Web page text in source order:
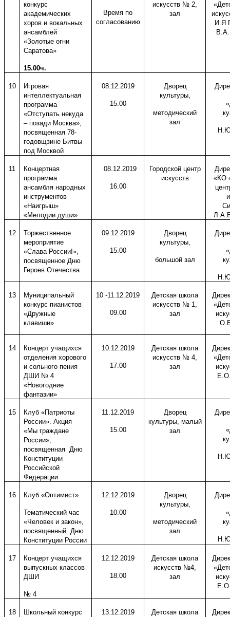
конкурс
академических
хоров и вокальных
ансамблей
«Золотые огни
Саратова»
15.00ч.
Время по
согласованию
искусств № 2,
зал
И.Я
10
Игровая
интеллектуальная
программа
«Отступать некуда
– позади Москва»,
посвященная 78-
годовщзине Битвы
под Москвой
08.12.2019
15.00
Дворец
культуры,
методический
зал
11
Концертная
программа
ансамбля народных
инструментов
«Наигрыш»
«Мелодии души»
08.12.2019
16.00
Городской центр
искусств
«КО
12
Торжественное
мероприятие
«Слава России!»,
посвященное Дню
Героев Отечества
09.12.2019
15.00
Дворец
культуры,
большой зал
13
Муниципальный
конкурс пианистов
«Дружные
клавиши»
10 -11.12.2019
09.00
Детская школа
искусств № 1,
зал
14
Концерт учащихся
отделения хорового
и сольного пения
ДШИ № 4
«Новогодние
фантазии»
10.12.2019
17.00
Детская школа
искусств № 4,
зал
15
Клуб «Патриоты
России». Акция
«Мы граждане
России»,
посвященная Дню
Конституции
Российской
Федерации
11.12.2019
15.00
Дворец
культуры, малый
зал
16 Клуб «Оптимист».
Тематический час
«Человек и закон»,
посвященный Дню
Конституции России
12.12.2019
10.00
Дворец
культуры,
методический
зал
17
Концерт учащихся
выпускных классов
ДШИ
№ 4
12.12.2019
18.00
Детская школа
искусств №4,
зал
18
Школьный конкурс
13.12.2019
Детская школа